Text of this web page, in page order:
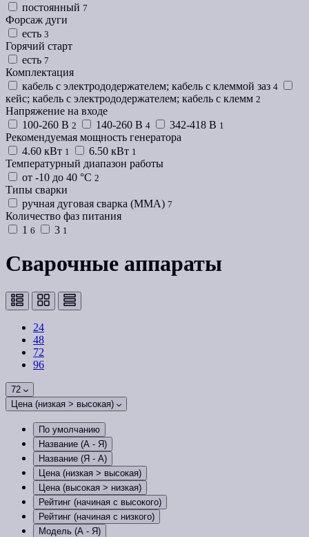
постоянный 7
Форсаж дуги
есть 3
Горячий старт
есть 7
Комплектация
кабель с электрододержателем; кабель с клеммой заз 4
кейс; кабель с электрододержателем; кабель с клемм 2
Напряжение на входе
100-260 В 2 140-260 В 4 342-418 В 1
Рекомендуемая мощность генератора
4.60 кВт 1 6.50 кВт 1
Температурный диапазон работы
от -10 до 40 °C 2
Типы сварки
ручная дуговая сварка (MMA) 7
Количество фаз питания
1 6 3 1
Сварочные аппараты
24
48
72
96
72
Цена (низкая > высокая)
По умолчанию
Название (А - Я)
Название (Я - А)
Цена (низкая > высокая)
Цена (высокая > низкая)
Рейтинг (начиная с высокого)
Рейтинг (начиная с низкого)
Модель (А - Я)